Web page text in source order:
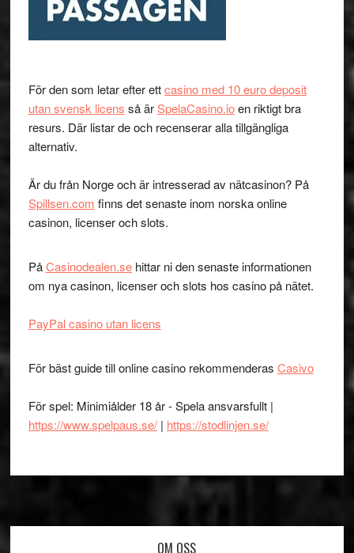
För den som letar efter ettcasino med 10 euro deposit
utan svensk licens så ärSpelaCasino.ioen riktigt bra
resurs. Där listar de och recenserar alla tillgängliga
alternativ.
Är du från Norge och är intresserad av nätcasinon? På
Spillsen.com finns det senaste inom norska online
casinon, licenser och slots.
PåCasinodealen.sehittar ni den senaste informationen
om nya casinon, licenser och slots hos casino på nätet.
PayPal casino utan licens
För bäst guide till online casino rekommenderas Casivo
För spel: Minimiålder 18 år - Spela ansvarsfullt |
https://www.spelpaus.se/| https://stodlinjen.se/
OM OSS